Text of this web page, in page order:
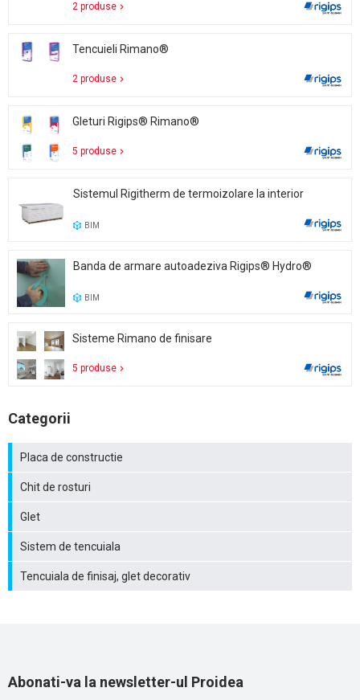
2 produse
Tencuieli Rimano®
2 produse
Gleturi Rigips® Rimano®
5 produse
Sistemul Rigitherm de termoizolare la interior
BIM
Banda de armare autoadeziva Rigips® Hydro®
BIM
Sisteme Rimano de finisare
5 produse
Categorii
Placa de constructie
Chit de rosturi
Glet
Sistem de tencuiala
Tencuiala de finisaj, glet decorativ
Abonati-va la newsletter-ul Proidea